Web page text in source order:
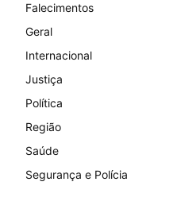
Falecimentos
Geral
Internacional
Justiça
Política
Região
Saúde
Segurança e Polícia